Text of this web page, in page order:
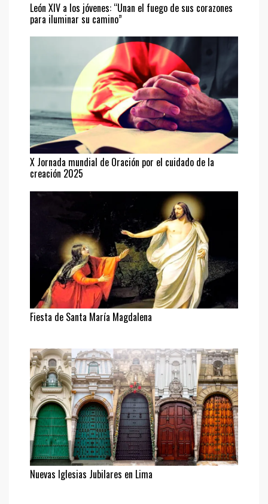
León XIV a los jóvenes: “Unan el fuego de sus corazones
para iluminar su camino”
X Jornada mundial de Oración por el cuidado de la
creación 2025
Fiesta de Santa María Magdalena
Nuevas Iglesias Jubilares en Lima